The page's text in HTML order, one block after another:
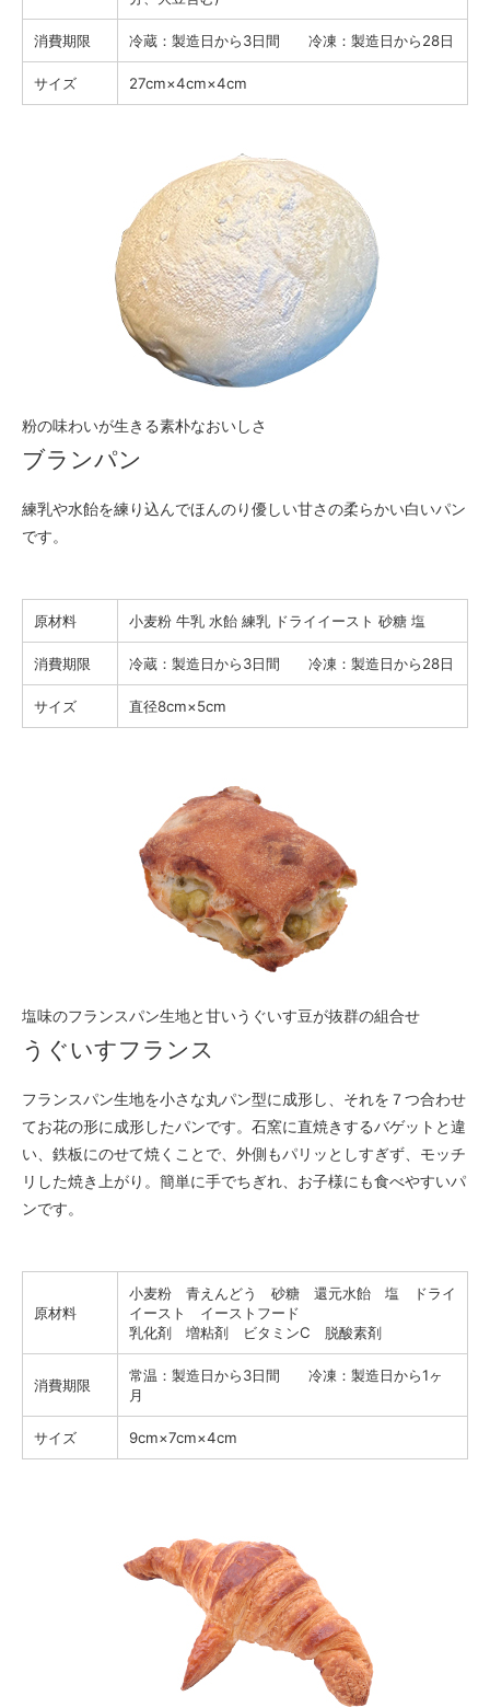
消費期限 冷蔵：製造日から3日間 冷凍：製造日から28日
サイズ 27cm×4cm×4cm
粉の味わいが生きる素朴なおいしさ
ブランパン
練乳や水飴を練り込んでほんのり優しい甘さの柔らかい白いパン
です。
原材料 小麦粉 牛乳 水飴 練乳 ドライイースト 砂糖 塩
消費期限 冷蔵：製造日から3日間 冷凍：製造日から28日
サイズ 直径8cm×5cm
塩味のフランスパン生地と甘いうぐいす豆が抜群の組合せ
うぐいすフランス
フランスパン生地を小さな丸パン型に成形し、それを７つ合わせ
てお花の形に成形したパンです。石窯に直焼きするバゲットと違
い、鉄板にのせて焼くことで、外側もパリッとしすぎず、モッチ
リした焼き上がり。簡単に手でちぎれ、お子様にも食べやすいパ
ンです。
原材料
小麦粉 青えんどう 砂糖 還元水飴 塩 ドライ
イースト イーストフード
乳化剤 増粘剤 ビタミンC 脱酸素剤
消費期限
常温：製造日から3日間 冷凍：製造日から1ヶ
月
サイズ 9cm×7cm×4cm